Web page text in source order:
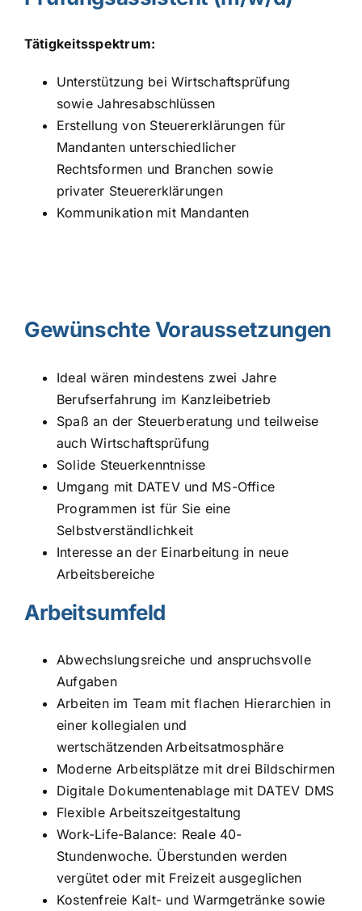
Tätigkeitsspektrum:
Unterstützung bei Wirtschaftsprüfung
sowie Jahresabschlüssen
Erstellung von Steuererklärungen für
Mandanten unterschiedlicher
Rechtsformen und Branchen sowie
privater Steuererklärungen
Kommunikation mit Mandanten
Gewünschte Voraussetzungen
Ideal wären mindestens zwei Jahre
Berufserfahrung im Kanzleibetrieb
Spaß an der Steuerberatung und teilweise
auch Wirtschaftsprüfung
Solide Steuerkenntnisse
Umgang mit DATEV und MS-Office
Programmen ist für Sie eine
Selbstverständlichkeit
Interesse an der Einarbeitung in neue
Arbeitsbereiche
Arbeitsumfeld
Abwechslungsreiche und anspruchsvolle
Aufgaben
Arbeiten im Team mit flachen Hierarchien in
einer kollegialen und
wertschätzenden Arbeitsatmosphäre
Moderne Arbeitsplätze mit drei Bildschirmen
Digitale Dokumentenablage mit DATEV DMS
Flexible Arbeitszeitgestaltung
Work-Life-Balance: Reale 40-
Stundenwoche. Überstunden werden
vergütet oder mit Freizeit ausgeglichen
Kostenfreie Kalt- und Warmgetränke sowie